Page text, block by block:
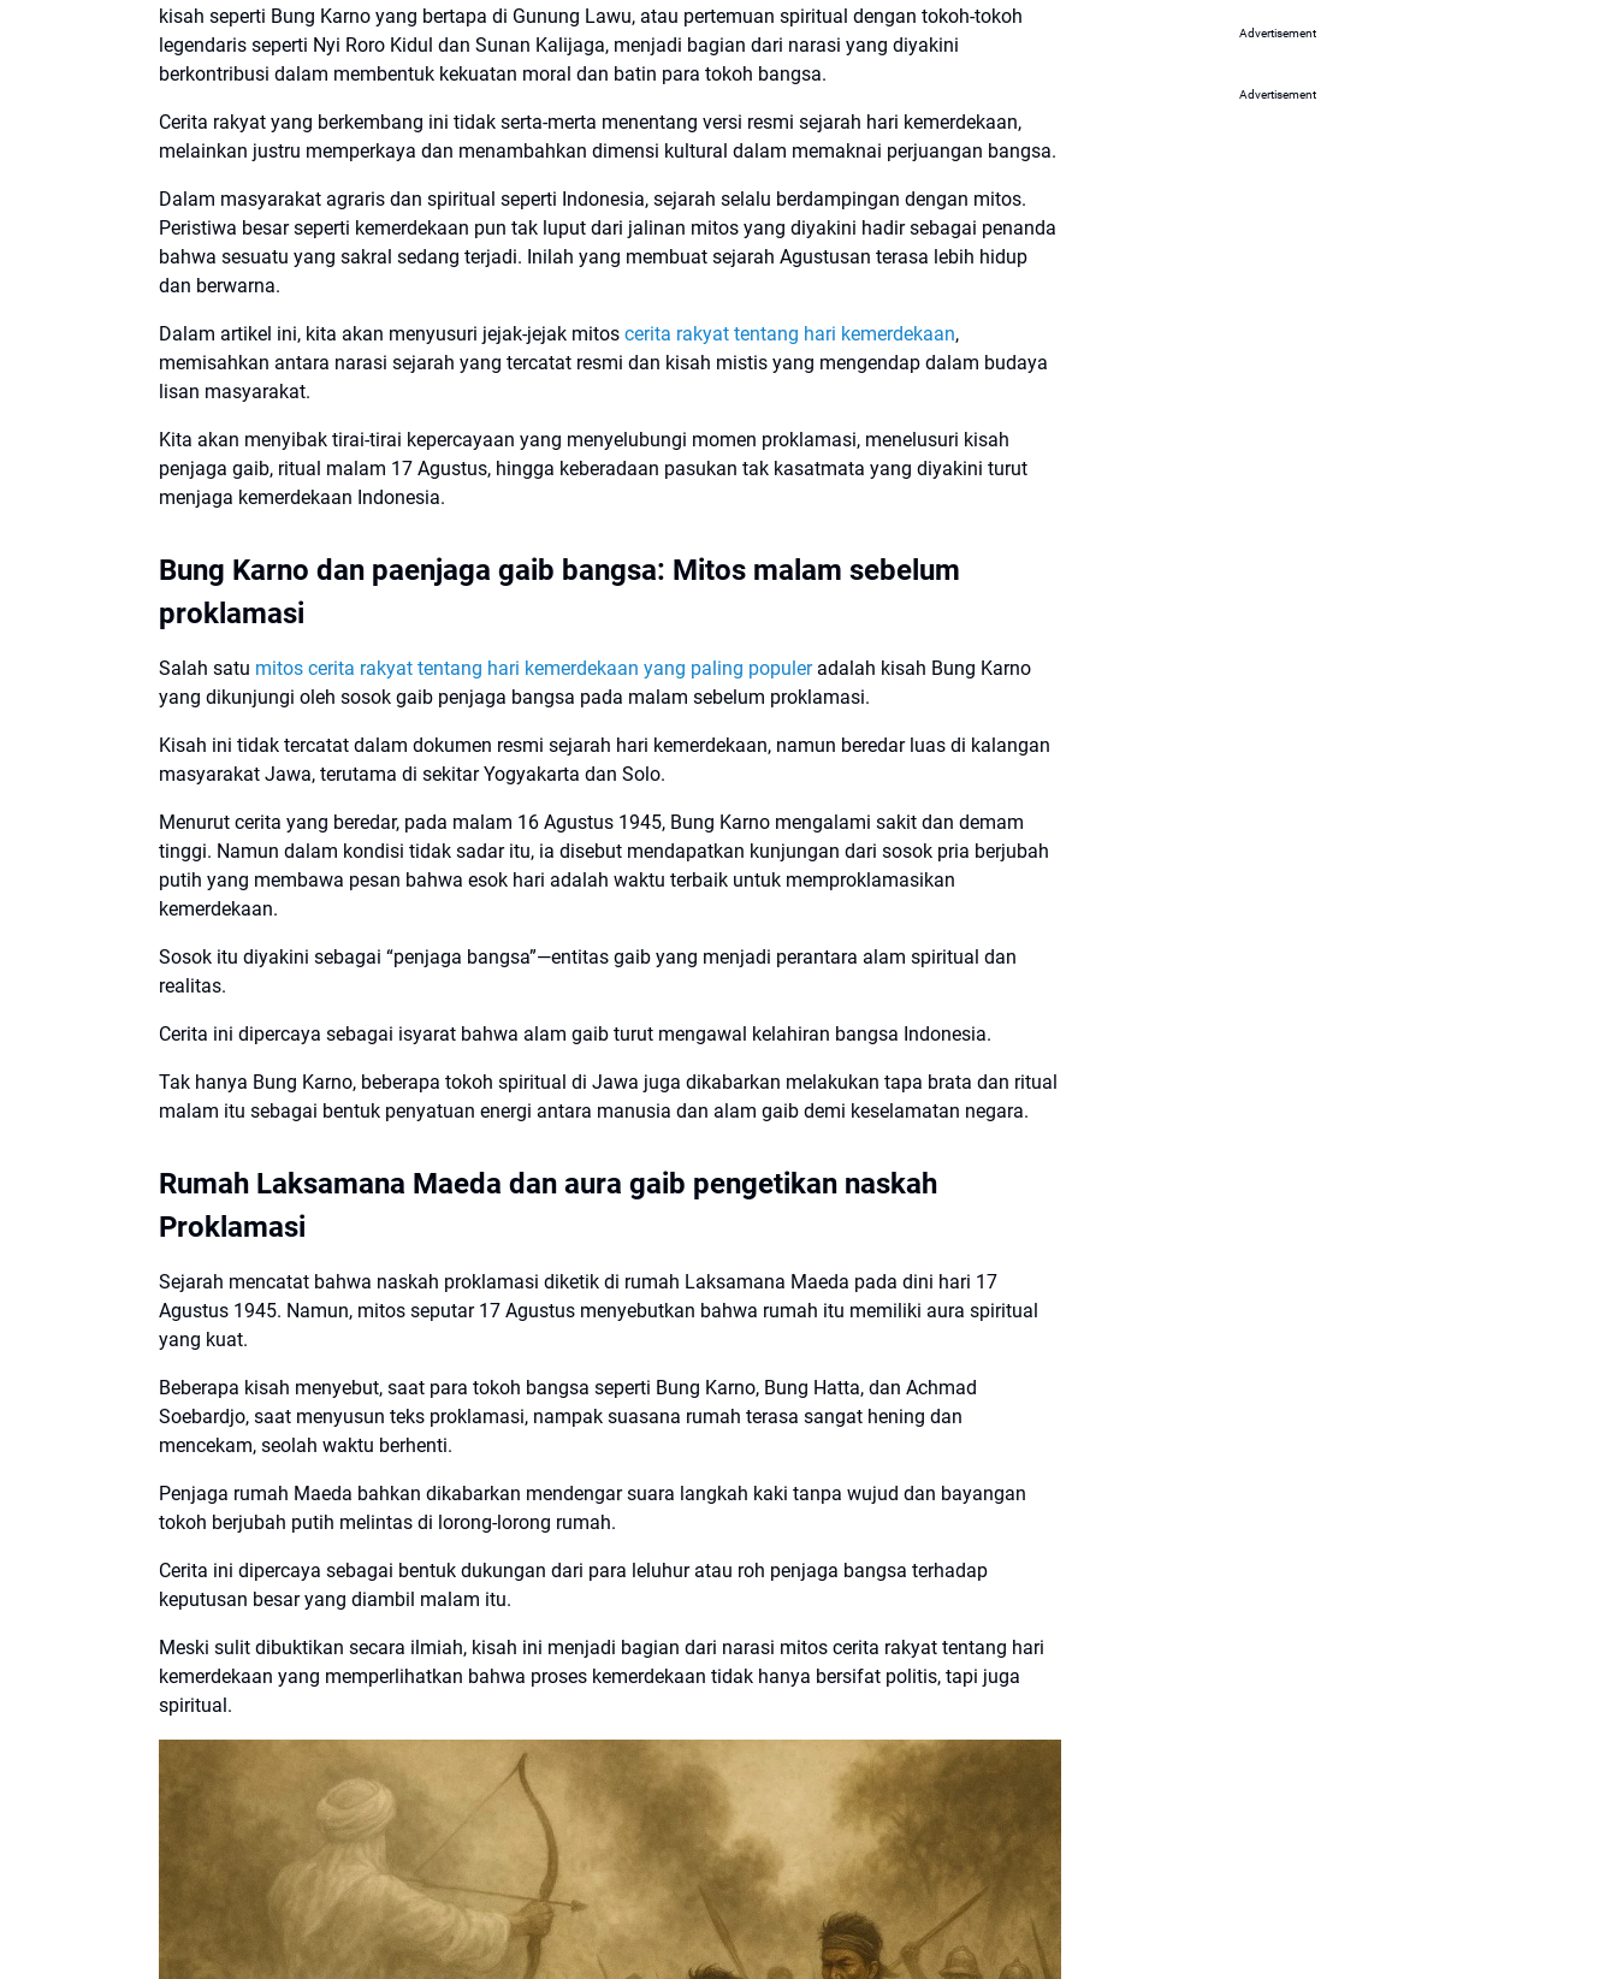
kisah seperti Bung Karno yang bertapa di Gunung Lawu, atau pertemuan spiritual dengan tokoh-tokoh
legendaris seperti Nyi Roro Kidul dan Sunan Kalijaga, menjadi bagian dari narasi yang diyakini
berkontribusi dalam membentuk kekuatan moral dan batin para tokoh bangsa.
Cerita rakyat yang berkembang ini tidak serta-merta menentang versi resmi sejarah hari kemerdekaan,
melainkan justru memperkaya dan menambahkan dimensi kultural dalam memaknai perjuangan bangsa.
Dalam masyarakat agraris dan spiritual seperti Indonesia, sejarah selalu berdampingan dengan mitos.
Peristiwa besar seperti kemerdekaan pun tak luput dari jalinan mitos yang diyakini hadir sebagai penanda
bahwa sesuatu yang sakral sedang terjadi. Inilah yang membuat sejarah Agustusan terasa lebih hidup
dan berwarna.
Dalam artikel ini, kita akan menyusuri jejak-jejak mitos cerita rakyat tentang hari kemerdekaan,
memisahkan antara narasi sejarah yang tercatat resmi dan kisah mistis yang mengendap dalam budaya
lisan masyarakat.
Kita akan menyibak tirai-tirai kepercayaan yang menyelubungi momen proklamasi, menelusuri kisah
penjaga gaib, ritual malam 17 Agustus, hingga keberadaan pasukan tak kasatmata yang diyakini turut
menjaga kemerdekaan Indonesia.
Bung Karno dan paenjaga gaib bangsa: Mitos malam sebelum
proklamasi
Salah satu mitos cerita rakyat tentang hari kemerdekaan yang paling populeradalah kisah Bung Karno
yang dikunjungi oleh sosok gaib penjaga bangsa pada malam sebelum proklamasi.
Kisah ini tidak tercatat dalam dokumen resmi sejarah hari kemerdekaan, namun beredar luas di kalangan
masyarakat Jawa, terutama di sekitar Yogyakarta dan Solo.
Menurut cerita yang beredar, pada malam 16 Agustus 1945, Bung Karno mengalami sakit dan demam
tinggi. Namun dalam kondisi tidak sadar itu, ia disebut mendapatkan kunjungan dari sosok pria berjubah
putih yang membawa pesan bahwa esok hari adalah waktu terbaik untuk memproklamasikan
kemerdekaan.
Sosok itu diyakini sebagai “penjaga bangsa”—entitas gaib yang menjadi perantara alam spiritual dan
realitas.
Cerita ini dipercaya sebagai isyarat bahwa alam gaib turut mengawal kelahiran bangsa Indonesia.
Tak hanya Bung Karno, beberapa tokoh spiritual di Jawa juga dikabarkan melakukan tapa brata dan ritual
malam itu sebagai bentuk penyatuan energi antara manusia dan alam gaib demi keselamatan negara.
Rumah Laksamana Maeda dan aura gaib pengetikan naskah
Proklamasi
Sejarah mencatat bahwa naskah proklamasi diketik di rumah Laksamana Maeda pada dini hari 17
Agustus 1945. Namun, mitos seputar 17 Agustus menyebutkan bahwa rumah itu memiliki aura spiritual
yang kuat.
Beberapa kisah menyebut, saat para tokoh bangsa seperti Bung Karno, Bung Hatta, dan Achmad
Soebardjo, saat menyusun teks proklamasi, nampak suasana rumah terasa sangat hening dan
mencekam, seolah waktu berhenti.
Penjaga rumah Maeda bahkan dikabarkan mendengar suara langkah kaki tanpa wujud dan bayangan
tokoh berjubah putih melintas di lorong-lorong rumah.
Cerita ini dipercaya sebagai bentuk dukungan dari para leluhur atau roh penjaga bangsa terhadap
keputusan besar yang diambil malam itu.
Meski sulit dibuktikan secara ilmiah, kisah ini menjadi bagian dari narasi mitos cerita rakyat tentang hari
kemerdekaan yang memperlihatkan bahwa proses kemerdekaan tidak hanya bersifat politis, tapi juga
spiritual.
Advertisement
Advertisement